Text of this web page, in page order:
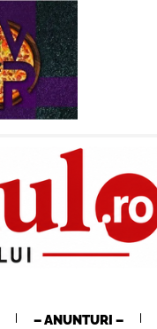
– ANUNTURI –